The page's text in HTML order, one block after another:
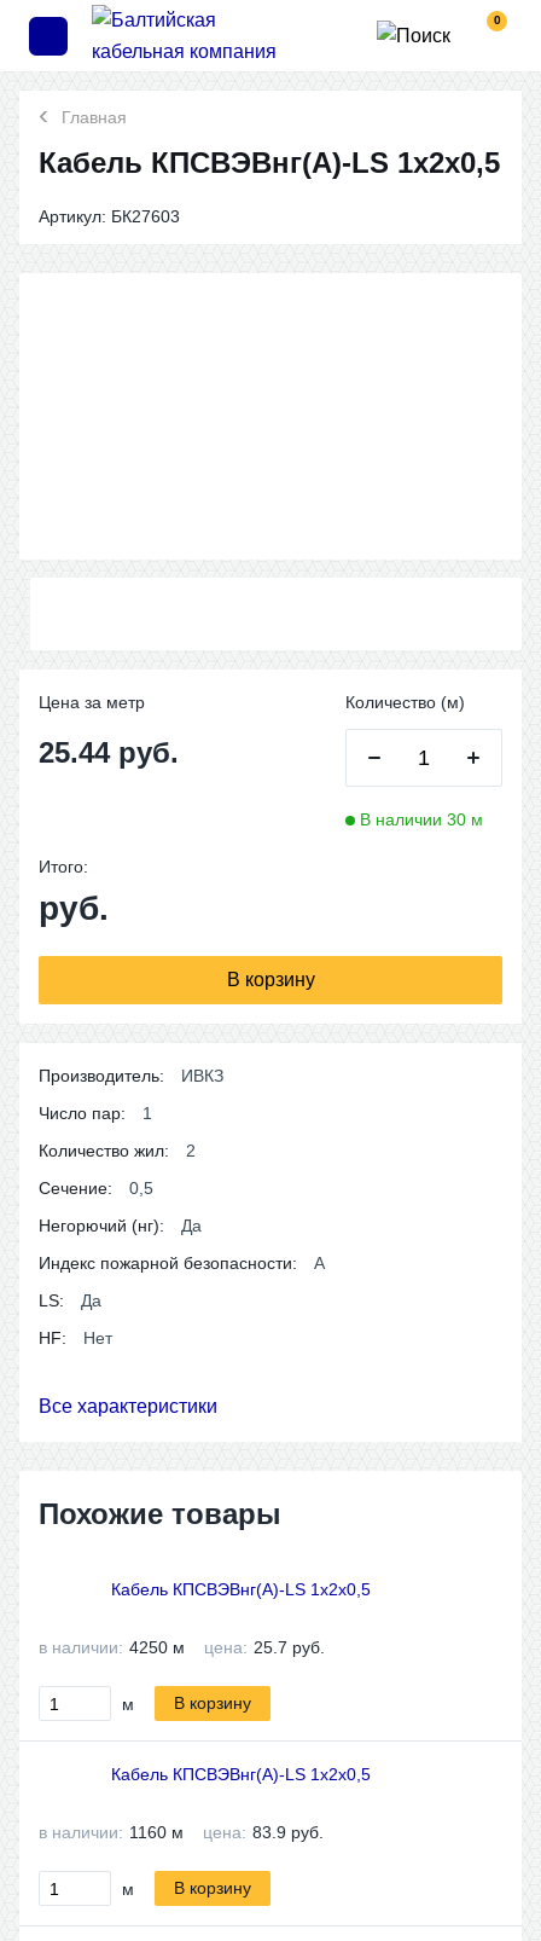
0
Главная
Кабель КПСВЭВнг(A)-LS 1x2x0,5
Артикул: БК27603
Цена за метр
25.44руб.
Количество (м)
В наличии 30 м
Итого:
руб.
В корзину
Производитель:
ИВКЗ
Число пар:
1
Количество жил:
2
Сечение:
0,5
Негорючий (нг):
Да
Индекс пожарной безопасности:
A
LS:
Да
HF:
Нет
Все характеристики
Похожие товары
Кабель КПСВЭВнг(A)-LS 1x2x0,5
в наличии: 4250 м цена: 25.7 руб.
м В корзину
Кабель КПСВЭВнг(A)-LS 1x2x0,5
в наличии: 1160 м цена: 83.9 руб.
м В корзину